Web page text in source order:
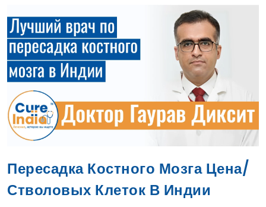
Пересадка Костного Мозга Цена/
Стволовых Клеток В Индии